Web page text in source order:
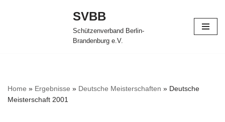
SVBB
Schützenverband Berlin-
Brandenburg e.V.
Home » Ergebnisse » Deutsche Meisterschaften » Deutsche
Meisterschaft 2001